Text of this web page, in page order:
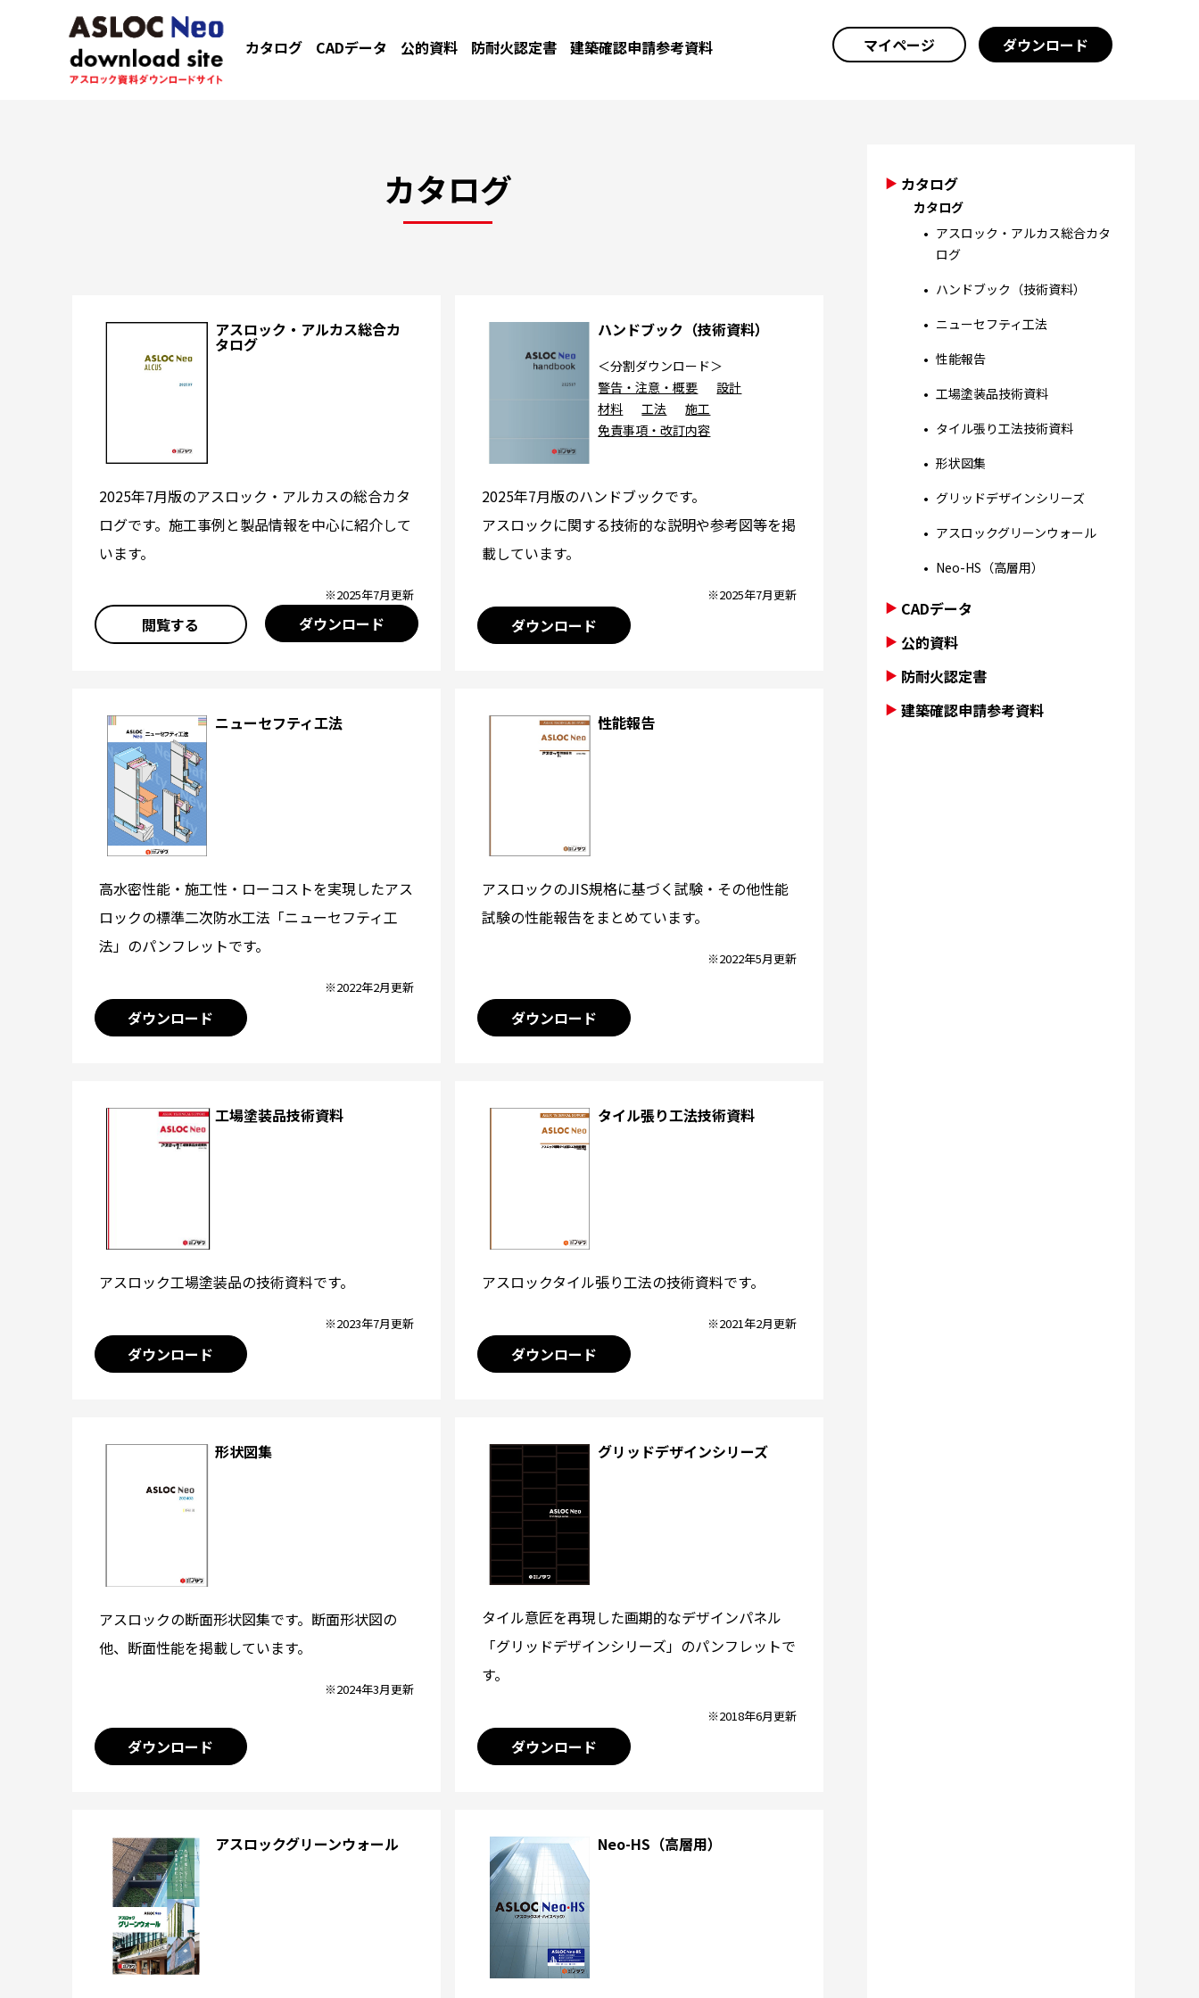
カタログ CADデータ 公的資料 防耐火認定書 建築確認申請参考資料 マイページ ダウンロード
カタログ
アスロック・アルカス総合カ
タログ
2025年7月版のアスロック・アルカスの総合カタ
ログです。施工事例と製品情報を中心に紹介して
います。
※2025年7月更新
閲覧する ダウンロード
ハンドブック（技術資料）
＜分割ダウンロード＞
警告・注意・概要
設計
材料
工法
施工
免責事項・改訂内容
2025年7月版のハンドブックです。
アスロックに関する技術的な説明や参考図等を掲
載しています。
※2025年7月更新
ダウンロード
ニューセフティ工法
高水密性能・施工性・ローコストを実現したアス
ロックの標準二次防水工法「ニューセフティ工
法」のパンフレットです。
※2022年2月更新
ダウンロード
性能報告
アスロックのJIS規格に基づく試験・その他性能
試験の性能報告をまとめています。
※2022年5月更新
ダウンロード
工場塗装品技術資料
アスロック工場塗装品の技術資料です。
※2023年7月更新
ダウンロード
タイル張り工法技術資料
アスロックタイル張り工法の技術資料です。
※2021年2月更新
ダウンロード
形状図集
アスロックの断面形状図集です。断面形状図の
他、断面性能を掲載しています。
※2024年3月更新
ダウンロード
グリッドデザインシリーズ
タイル意匠を再現した画期的なデザインパネル
「グリッドデザインシリーズ」のパンフレットで
す。
※2018年6月更新
ダウンロード
アスロックグリーンウォール Neo-HS（高層用）
カタログ
カタログ
アスロック・アルカス総合カタ
ログ
ハンドブック（技術資料）
ニューセフティ工法
性能報告
工場塗装品技術資料
タイル張り工法技術資料
形状図集
グリッドデザインシリーズ
アスロックグリーンウォール
Neo-HS（高層用）
CADデータ
公的資料
防耐火認定書
建築確認申請参考資料